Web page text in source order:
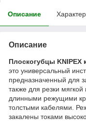
Описание
Описание
Плоскогубцы KNIPEX
это универсальный
предназначенный для
также для резки
длинными режущими
толстыми кабелями.
закалены токами